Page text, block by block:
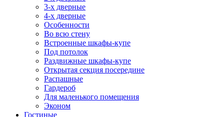
3-х дверные
4-х дверные
Особенности
Во всю стену
Встроенные шкафы-купе
Под потолок
Раздвижные шкафы-купе
Открытая секция посередине
Распашные
Гардероб
Для маленького помещения
Эконом
Гостиные